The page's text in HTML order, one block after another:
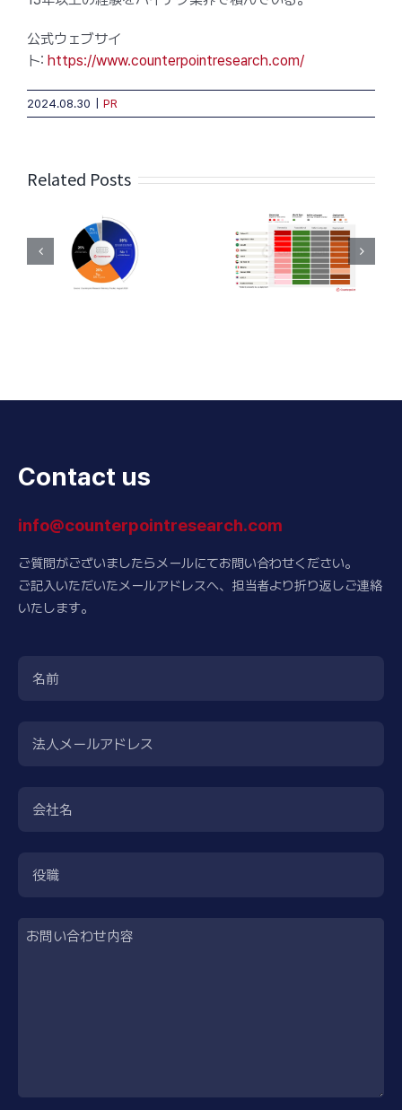
公式ウェブサイ
ト: https://www.counterpointresearch.com/
2024.08.30 PR
Related Posts
Contact us
info@counterpointresearch.com
ご質問がございましたらメールにてお問い合わせください。
ご記入いただいたメールアドレスへ、担当者より折り返しご連絡
いたします。
名前
法人メールアドレス
会社名
役職
お問い合わせ内容